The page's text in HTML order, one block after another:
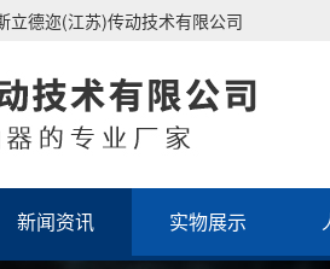
立德迩(江苏)传动技术有限公司
新闻资讯 实物展示